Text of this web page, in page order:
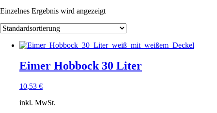
Einzelnes Ergebnis wird angezeigt
Eimer Hobbock 30 Liter
10,53 €
inkl. MwSt.